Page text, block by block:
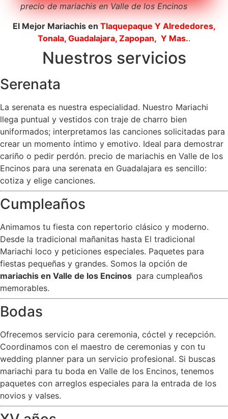
precio de mariachis en Valle de los Encinos
El Mejor Mariachis en Tlaquepaque Y Alrededores,
Tonala, Guadalajara, Zapopan, Y Mas..
Nuestros servicios
Serenata
La serenata es nuestra especialidad. Nuestro Mariachi
llega puntual y vestidos con traje de charro bien
uniformados; interpretamos las canciones solicitadas para
crear un momento íntimo y emotivo. Ideal para demostrar
cariño o pedir perdón. precio de mariachis en Valle de los
Encinos para una serenata en Guadalajara es sencillo:
cotiza y elige canciones.
Cumpleaños
Animamos tu fiesta con repertorio clásico y moderno.
Desde la tradicional mañanitas hasta El tradicional
Mariachi loco y peticiones especiales. Paquetes para
fiestas pequeñas y grandes. Somos la opción de
mariachis en Valle de los Encinos para cumpleaños
memorables.
Bodas
Ofrecemos servicio para ceremonia, cóctel y recepción.
Coordinamos con el maestro de ceremonias y con tu
wedding planner para un servicio profesional. Si buscas
mariachi para tu boda en Valle de los Encinos, tenemos
paquetes con arreglos especiales para la entrada de los
novios y valses.